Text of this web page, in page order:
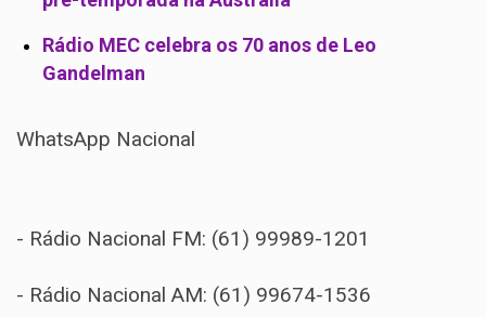
Rádio MEC celebra os 70 anos de Leo
Gandelman
WhatsApp Nacional
- Rádio Nacional FM: (61) 99989-1201
- Rádio Nacional AM: (61) 99674-1536